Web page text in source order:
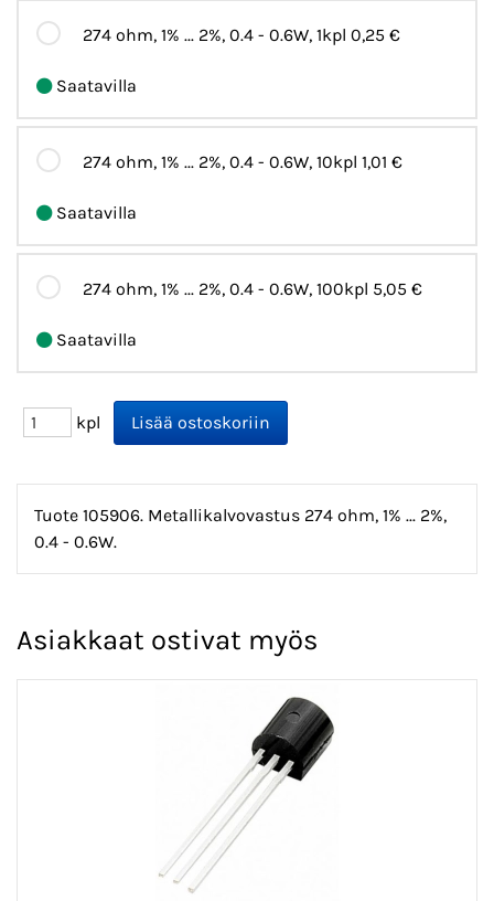
274 ohm, 1% ... 2%, 0.4 - 0.6W, 1kpl 0,25 €
Saatavilla
274 ohm, 1% ... 2%, 0.4 - 0.6W, 10kpl 1,01 €
Saatavilla
274 ohm, 1% ... 2%, 0.4 - 0.6W, 100kpl 5,05 €
Saatavilla
kpl
Tuote 105906. Metallikalvovastus 274 ohm, 1% ... 2%,
0.4 - 0.6W.
Asiakkaat ostivat myös